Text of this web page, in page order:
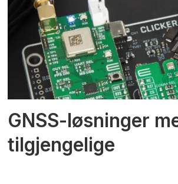
GNSS-løsninger
tilgjengelige